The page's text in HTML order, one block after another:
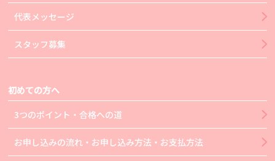
代表メッセージ
スタッフ募集
初めての方へ
3つのポイント・合格への道
お申し込みの流れ・お申し込み方法・お支払方法